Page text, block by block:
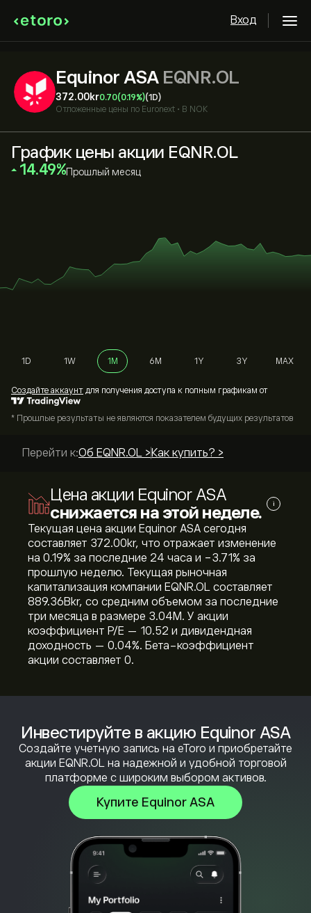
Вход
Equinor ASA EQNR.OL
372.00‎kr‎0.70(0.19%)(1D)
Отложенные цены по Euronext • В NOK
Инвестируйте в акцию Equinor ASA
Создайте учетную запись на eToro и приобретайте
акции EQNR.OL на надежной и удобной торговой
платформе с широким выбором активов.
Купите Equinor ASA
График цены акции EQNR.OL
‎14.49‎ Прошлый месяц
1D 1W 1M 6M 1Y 3Y MAX
Cоздайте аккаунт для получения доступа к полным графикам от
* Прошлые результаты не являются показателем будущих результатов
Перейти к:Об EQNR.OL > Как купить? >
Цена акции Equinor ASA
снижается на этой неделе.
i
Текущая цена акции Equinor ASA сегодня
составляет 372.00‎kr‎, что отражает изменение
на ‎0.19‎% за последние 24 часа и ‎-3.71‎% за
прошлую неделю. Текущая рыночная
капитализация компании EQNR.OL составляет
889.36B‎kr‎, со средним объемом за последние
три месяца в размере 3.04M. У акции
коэффициент P/E — 10.52 и дивидендная
доходность — 0.04%. Бета-коэффициент
акции составляет 0.